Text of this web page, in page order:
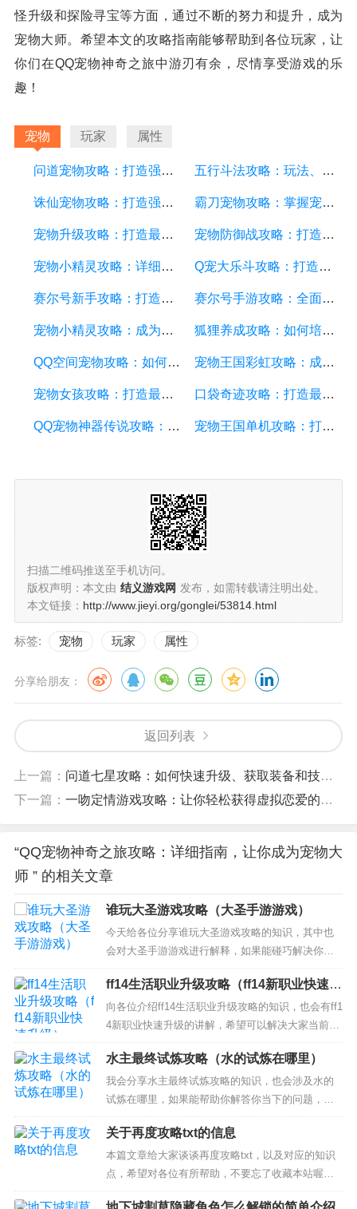
怪升级和探险寻宝等方面，通过不断的努力和提升，成为
宠物大师。希望本文的攻略指南能够帮助到各位玩家，让
你们在QQ宠物神奇之旅中游刃有余，尽情享受游戏的乐
趣！
宠物 玩家 属性
问道宠物攻略：打造强力宠物团队，踏上冒险之路 五行斗法攻略：玩法、技巧和策略详解
诛仙宠物攻略：打造强大的战斗伙伴，提升战斗实力 霸刀宠物攻略：掌握宠物培养技巧，成为霸道刀客的最佳伙伴
宠物升级攻略：打造最强战斗伙伴的详细游戏攻略方案 宠物防御战攻略：打造无敌防线，保护你的宠物
宠物小精灵攻略：详细游戏攻略方案及技巧 Q宠大乐斗攻略：打造最强战队，征服全球冠军！
赛尔号新手攻略：打造最强战队的详细游戏攻略方案 赛尔号手游攻略：全面进阶指南，打造最强战队
宠物小精灵攻略：成为顶级训练师的终极指南 狐狸养成攻略：如何培养出一只健康快乐的狐狸宠物
QQ空间宠物攻略：如何培养强大的宠物和获得更多的奖励 宠物王国彩虹攻略：成为宠物大师的必备指南
宠物女孩攻略：打造最强宠物团队，成为宠物大师 口袋奇迹攻略：打造最强宠物大军指南
QQ宠物神器传说攻略：让你的宠物成为最强大的战士 宠物王国单机攻略：打造最强宠物团队的秘诀
扫描二维码推送至手机访问。
版权声明：本文由 结义游戏网 发布，如需转载请注明出处。
本文链接： http://www.jieyi.org/gonglei/53814.html
标签: 宠物 玩家 属性
分享给朋友：
返回列表
上一篇： 问道七星攻略：如何快速升级、获取装备和技能提升？
下一篇： 一吻定情游戏攻略：让你轻松获得虚拟恋爱的真爱
“QQ宠物神奇之旅攻略：详细指南，让你成为宠物大
师 ” 的相关文章
谁玩大圣游戏攻略（大圣手游游戏）
今天给各位分享谁玩大圣游戏攻略的知识，其中也
会对大圣手游游戏进行解释，如果能碰巧解决你现
在面临的问题，别忘了关注本站，现在开始吧！ 本
文目录一览： 1、LOL齐天大圣怎么玩？ 2、求英雄
联盟齐天大圣出装顺序、攻略、天赋分配、及符文
3、dota2悟空打法分析 大圣怎么玩 4、求大神讲解
l...
ff14生活职业升级攻略（ff14新职业快速升
级）
向各位介绍ff14生活职业升级攻略的知识，也会有ff1
4新职业快速升级的讲解，希望可以解决大家当前的
困惑！ 本文目录一览： 1、ff14到44级以后怎么升
级最快 2、FF14 1-60级怎么升级？ 3、ff14弓箭手
怎么升级 4、ff1460-70怎么升级 5、最终幻想14制
造采集升...
水主最终试炼攻略（水的试炼在哪里）
我会分享水主最终试炼攻略的知识，也会涉及水的
试炼在哪里，如果能帮助你解答你当下的问题，别
忘记关注我们吧！ 本文目录一览： 1、火影忍者ol
忍者考试101水主怎么过 2、火影忍者OL水主忍者考
试123层怎么过 水主忍者123层攻略 3、火影忍者ol
忍者考试208水主怎么过 火影忍者ol忍者...
关于再度攻略txt的信息
本篇文章给大家谈谈再度攻略txt，以及对应的知识
点，希望对各位有所帮助，不要忘了收藏本站喔。
本文目录一览： 1、《[综主花滑]再度攻略》txt下载